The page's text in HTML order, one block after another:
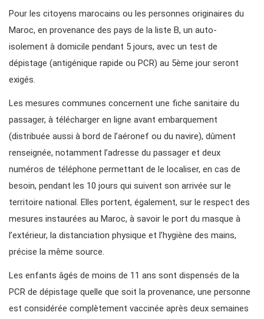
Pour les citoyens marocains ou les personnes originaires du
Maroc, en provenance des pays de la liste B, un auto-
isolement à domicile pendant 5 jours, avec un test de
dépistage (antigénique rapide ou PCR) au 5ème jour seront
exigés.
Les mesures communes concernent une fiche sanitaire du
passager, à télécharger en ligne avant embarquement
(distribuée aussi à bord de l’aéronef ou du navire), dûment
renseignée, notamment l’adresse du passager et deux
numéros de téléphone permettant de le localiser, en cas de
besoin, pendant les 10 jours qui suivent son arrivée sur le
territoire national. Elles portent, également, sur le respect des
mesures instaurées au Maroc, à savoir le port du masque à
l’extérieur, la distanciation physique et l’hygiène des mains,
précise la même source.
Les enfants âgés de moins de 11 ans sont dispensés de la
PCR de dépistage quelle que soit la provenance, une personne
est considérée complètement vaccinée après deux semaines